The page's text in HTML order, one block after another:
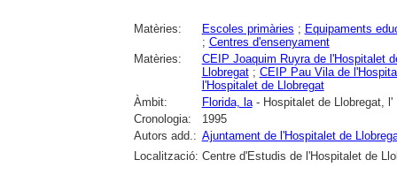
Matèries: Escoles primàries ; Equipaments
; Centres d'ensenyament
Matèries:
CEIP Joaquim Ruyra de l'Hospitalet
Llobregat; CEIP Pau Vila de
l'Hospitalet de Llobregat
Àmbit:
Florida, la- Hospitalet de Llobregat, l'
Cronologia:
1995
Autors add.: Ajuntament de l'Hospitalet de
Localització: Centre d'Estudis de l'Hospitalet de